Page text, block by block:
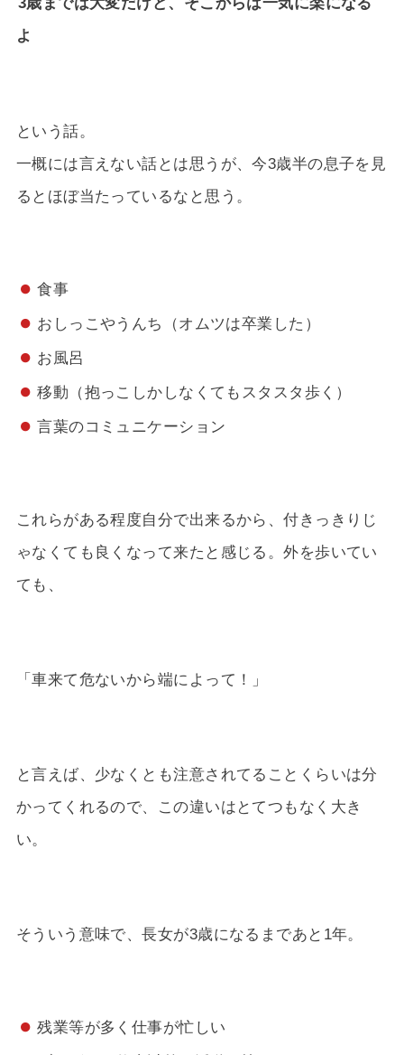
よ
という話。
一概には言えない話とは思うが、今3歳半の息子を見
るとほぼ当たっているなと思う。
食事
おしっこやうんち（オムツは卒業した）
お風呂
移動（抱っこしかしなくてもスタスタ歩く）
言葉のコミュニケーション
これらがある程度自分で出来るから、付きっきりじ
ゃなくても良くなって来たと感じる。外を歩いてい
ても、
「車来て危ないから端によって！」
と言えば、少なくとも注意されてることくらいは分
かってくれるので、この違いはとてつもなく大き
い。
そういう意味で、長女が3歳になるまであと1年。
残業等が多く仕事が忙しい